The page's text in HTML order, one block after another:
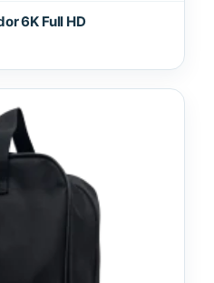
6K Full HD